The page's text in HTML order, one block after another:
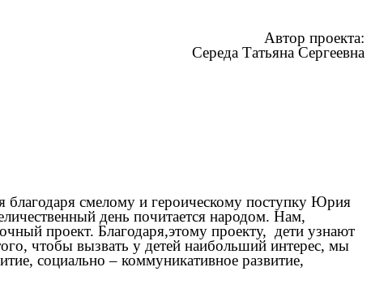
Автор проекта:
Середа Татьяна Сергеевна
благодаря смелому и героическому поступку Юрия
день почитается народом. Нам,
проект. Благодаря,этому проекту, дети узнают
чтобы вызвать у детей наибольший интерес, мы
социально – коммуникативное развитие,